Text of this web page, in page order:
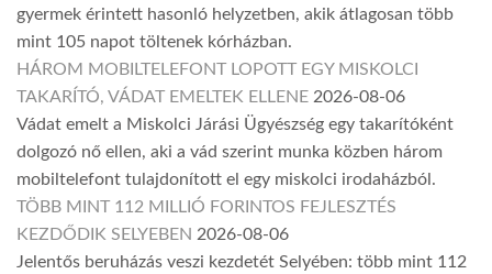
gyermek érintett hasonló helyzetben, akik átlagosan több
mint 105 napot töltenek kórházban.
HÁROM MOBILTELEFONT LOPOTT EGY MISKOLCI
TAKARÍTÓ, VÁDAT EMELTEK ELLENE 2026-08-06
Vádat emelt a Miskolci Járási Ügyészség egy takarítóként
dolgozó nő ellen, aki a vád szerint munka közben három
mobiltelefont tulajdonított el egy miskolci irodaházból.
TÖBB MINT 112 MILLIÓ FORINTOS FEJLESZTÉS
KEZDŐDIK SELYEBEN 2026-08-06
Jelentős beruházás veszi kezdetét Selyében: több mint 112